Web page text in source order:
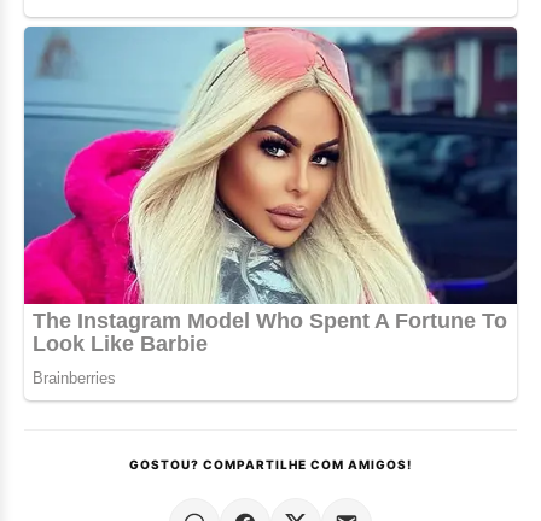
GOSTOU? COMPARTILHE COM AMIGOS!